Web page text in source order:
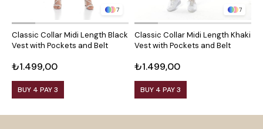
7
Classic Collar Midi Length Black
Vest with Pockets and Belt
₺1.499,00
BUY 4 PAY 3
7
Classic Collar Midi Length Khaki
Vest with Pockets and Belt
₺1.499,00
BUY 4 PAY 3